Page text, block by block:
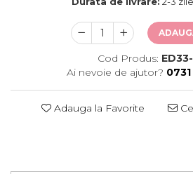
Cod Produs:
Ai nevoie de ajutor?
Adauga la Favorite